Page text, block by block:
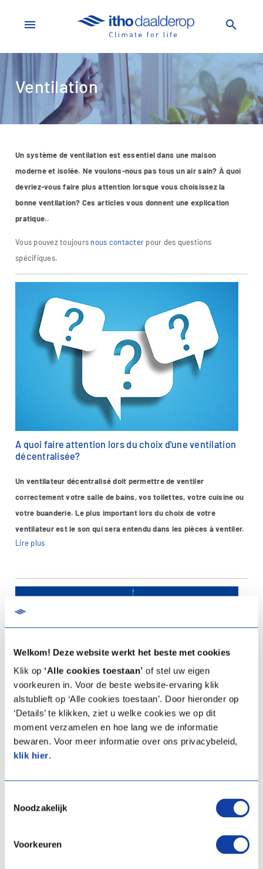
Welkom! Deze website werkt het beste met cookies
Klik op ‘Alle cookies toestaan’ of stel uw eigen
voorkeuren in. Voor de beste website-ervaring klik
alstublieft op ‘Alle cookies toestaan’. Door hieronder op
‘Details’ te klikken, ziet u welke cookies we op dit
moment verzamelen en hoe lang we de informatie
bewaren. Voor meer informatie over ons privacybeleid,
klik hier.
Noodzakelijk
Voorkeuren
menu search
Ventilation
Un système de ventilation est essentiel dans une maison
moderne et isolée. Ne voulons-nous pas tous un air sain? À quoi
devriez-vous faire plus attention lorsque vous choisissez la
bonne ventilation? Ces articles vous donnent une explication
pratique..
Vous pouvez toujours nous contacter pour des questions
spécifiques.
A quoi faire attention lors du choix d'une ventilation
décentralisée?
Un ventilateur décentralisé doit permettre de ventiler
correctement votre salle de bains, vos toilettes, votre cuisine ou
votre buanderie. Le plus important lors du choix de votre
ventilateur est le son qui sera entendu dans les pièces à ventiler.
Lire plus
Niveaux de ventilation
Lire plus